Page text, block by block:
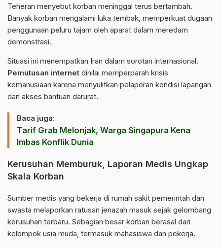
Teheran menyebut korban meninggal terus bertambah.
Banyak korban mengalami luka tembak, memperkuat dugaan
penggunaan peluru tajam oleh aparat dalam meredam
demonstrasi.
Situasi ini menempatkan Iran dalam sorotan internasional.
Pemutusan internet dinilai memperparah krisis
kemanusiaan karena menyulitkan pelaporan kondisi lapangan
dan akses bantuan darurat.
Baca juga:
Tarif Grab Melonjak, Warga Singapura Kena
Imbas Konflik Dunia
Kerusuhan Memburuk, Laporan Medis Ungkap
Skala Korban
Sumber medis yang bekerja di rumah sakit pemerintah dan
swasta melaporkan ratusan jenazah masuk sejak gelombang
kerusuhan terbaru. Sebagian besar korban berasal dari
kelompok usia muda, termasuk mahasiswa dan pekerja.